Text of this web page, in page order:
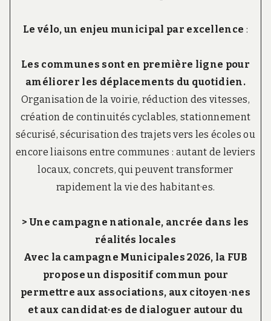
Le vélo, un enjeu municipal par excellence :
Les communes sont en première ligne pour
améliorer les déplacements du quotidien.
Organisation de la voirie, réduction des vitesses,
création de continuités cyclables, stationnement
sécurisé, sécurisation des trajets vers les écoles ou
encore liaisons entre communes : autant de leviers
locaux, concrets, qui peuvent transformer
rapidement la vie des habitant·es.
> Une campagne nationale, ancrée dans les
réalités locales
Avec la campagne Municipales 2026, la FUB
propose un dispositif commun pour
permettre aux associations, aux citoyen·nes
et aux candidat·es de dialoguer autour du